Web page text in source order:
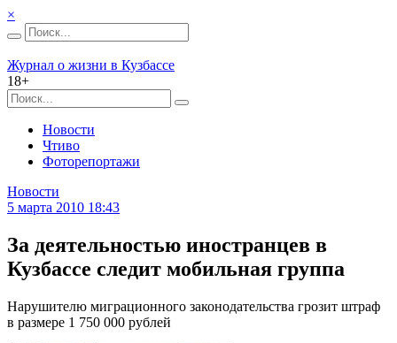
×
Журнал о жизни в Кузбассе
18+
Новости
Чтиво
Фоторепортажи
Новости
5 марта 2010 18:43
За деятельностью иностранцев в
Кузбассе следит мобильная группа
Нарушителю миграционного законодательства грозит штраф
в размере 1 750 000 рублей